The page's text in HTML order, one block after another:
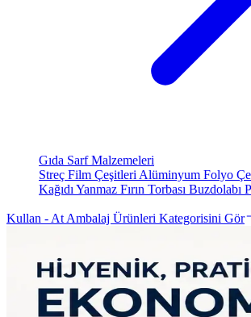
Gıda Sarf Malzemeleri
Streç Film Çeşitleri Alüminyum Folyo
Kağıdı Yanmaz Fırın Torbası Buzdolabı
Kullan - At Ambalaj Ürünleri Kategorisini Gör